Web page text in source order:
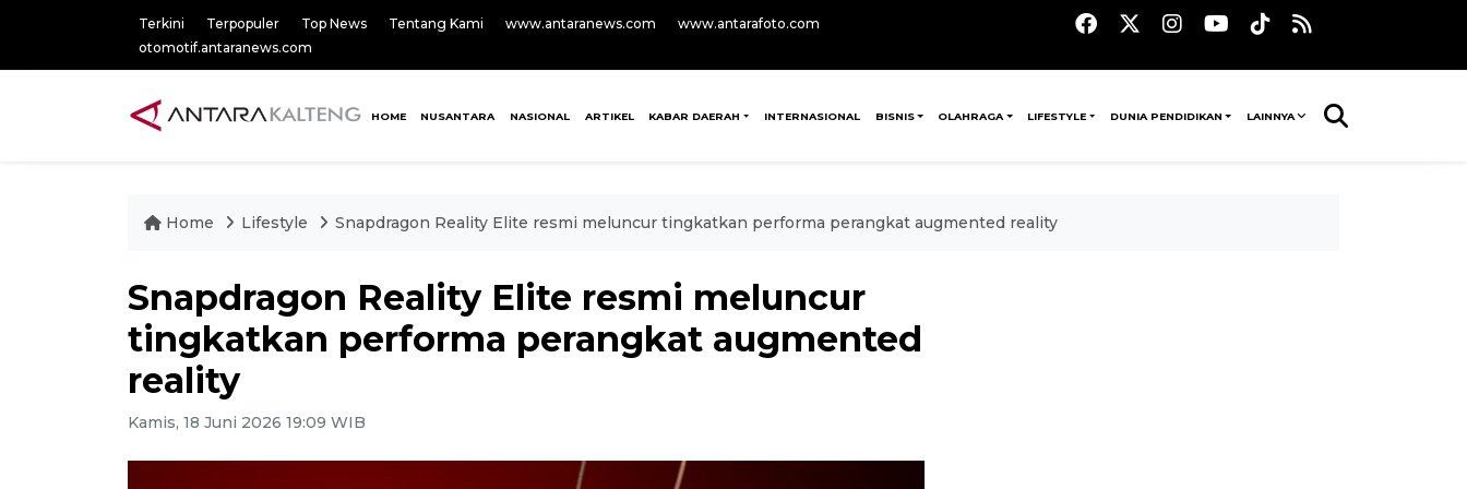
Terkini Terpopuler Top News Tentang Kami www.antaranews.com
www.antarafoto.com
otomotif.antaranews.com
HOME NUSANTARA NASIONAL ARTIKEL KABAR DAERAH INTERNASIONAL BISNIS OLAHRAGA LIFESTYLE DUNIA PENDIDIKAN LAINNYA
Home Lifestyle Snapdragon Reality Elite resmi meluncur tingkatkan performa perangkat augmented reality
Snapdragon Reality Elite resmi meluncur
tingkatkan performa perangkat augmented
reality
Kamis, 18 Juni 2026 19:09 WIB